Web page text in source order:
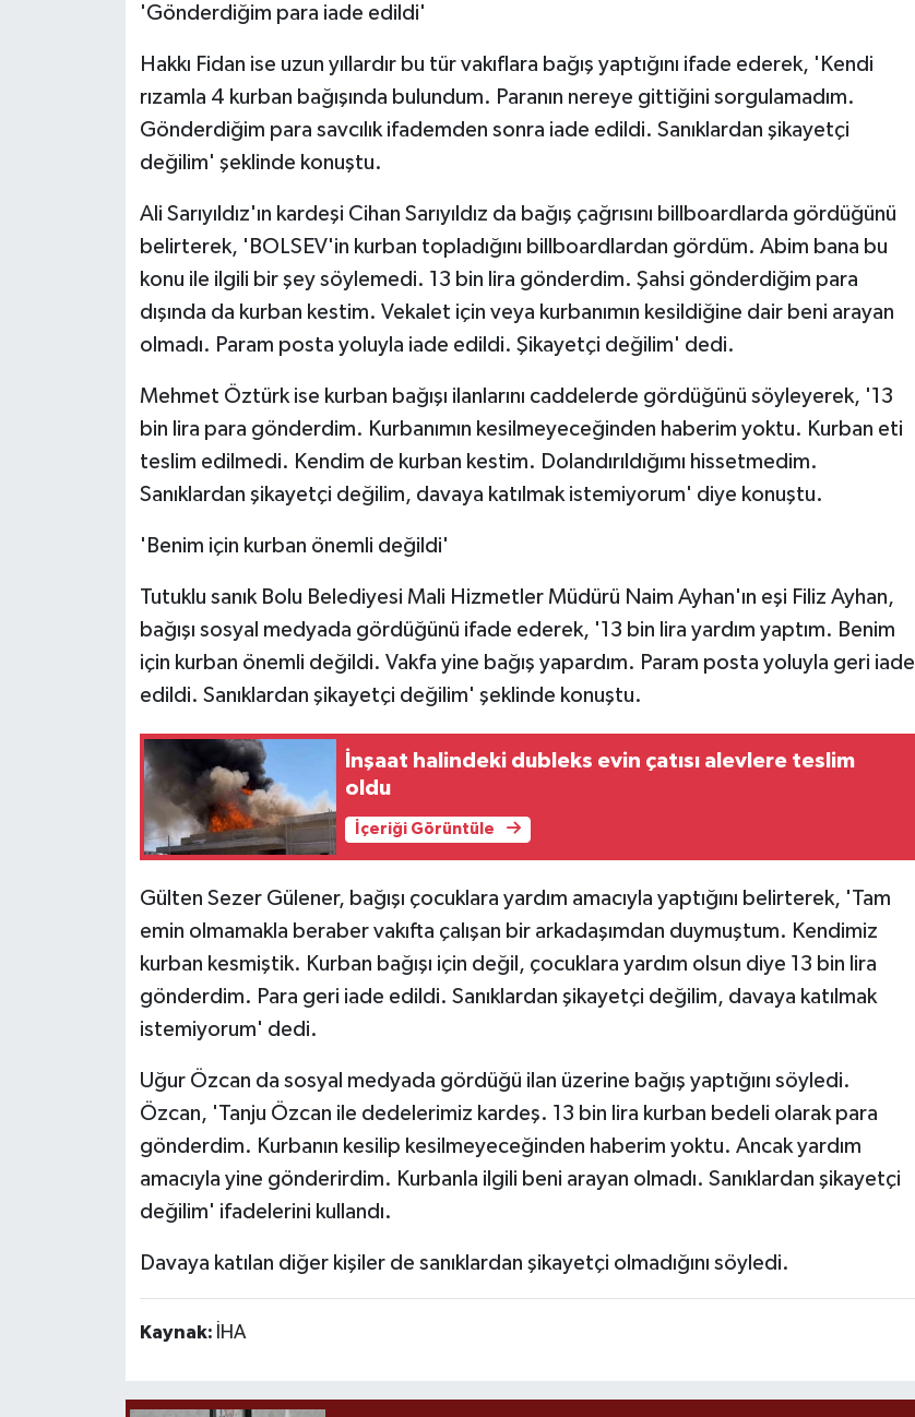
'Gönderdiğim para iade edildi'
Hakkı Fidan ise uzun yıllardır bu tür vakıflara bağış yaptığını ifade ederek, 'Kendi
rızamla 4 kurban bağışında bulundum. Paranın nereye gittiğini sorgulamadım.
Gönderdiğim para savcılık ifademden sonra iade edildi. Sanıklardan şikayetçi
değilim' şeklinde konuştu.
Ali Sarıyıldız'ın kardeşi Cihan Sarıyıldız da bağış çağrısını billboardlarda gördüğünü
belirterek, 'BOLSEV'in kurban topladığını billboardlardan gördüm. Abim bana bu
konu ile ilgili bir şey söylemedi. 13 bin lira gönderdim. Şahsi gönderdiğim para
dışında da kurban kestim. Vekalet için veya kurbanımın kesildiğine dair beni arayan
olmadı. Param posta yoluyla iade edildi. Şikayetçi değilim' dedi.
Mehmet Öztürk ise kurban bağışı ilanlarını caddelerde gördüğünü söyleyerek, '13
bin lira para gönderdim. Kurbanımın kesilmeyeceğinden haberim yoktu. Kurban eti
teslim edilmedi. Kendim de kurban kestim. Dolandırıldığımı hissetmedim.
Sanıklardan şikayetçi değilim, davaya katılmak istemiyorum' diye konuştu.
'Benim için kurban önemli değildi'
Tutuklu sanık Bolu Belediyesi Mali Hizmetler Müdürü Naim Ayhan'ın eşi Filiz Ayhan,
bağışı sosyal medyada gördüğünü ifade ederek, '13 bin lira yardım yaptım. Benim
için kurban önemli değildi. Vakfa yine bağış yapardım. Param posta yoluyla geri iade
edildi. Sanıklardan şikayetçi değilim' şeklinde konuştu.
İnşaat halindeki dubleks evin çatısı alevlere teslim
oldu
İçeriği Görüntüle
Gülten Sezer Gülener, bağışı çocuklara yardım amacıyla yaptığını belirterek, 'Tam
emin olmamakla beraber vakıfta çalışan bir arkadaşımdan duymuştum. Kendimiz
kurban kesmiştik. Kurban bağışı için değil, çocuklara yardım olsun diye 13 bin lira
gönderdim. Para geri iade edildi. Sanıklardan şikayetçi değilim, davaya katılmak
istemiyorum' dedi.
Uğur Özcan da sosyal medyada gördüğü ilan üzerine bağış yaptığını söyledi.
Özcan, 'Tanju Özcan ile dedelerimiz kardeş. 13 bin lira kurban bedeli olarak para
gönderdim. Kurbanın kesilip kesilmeyeceğinden haberim yoktu. Ancak yardım
amacıyla yine gönderirdim. Kurbanla ilgili beni arayan olmadı. Sanıklardan şikayetçi
değilim' ifadelerini kullandı.
Davaya katılan diğer kişiler de sanıklardan şikayetçi olmadığını söyledi.
Kaynak: İHA